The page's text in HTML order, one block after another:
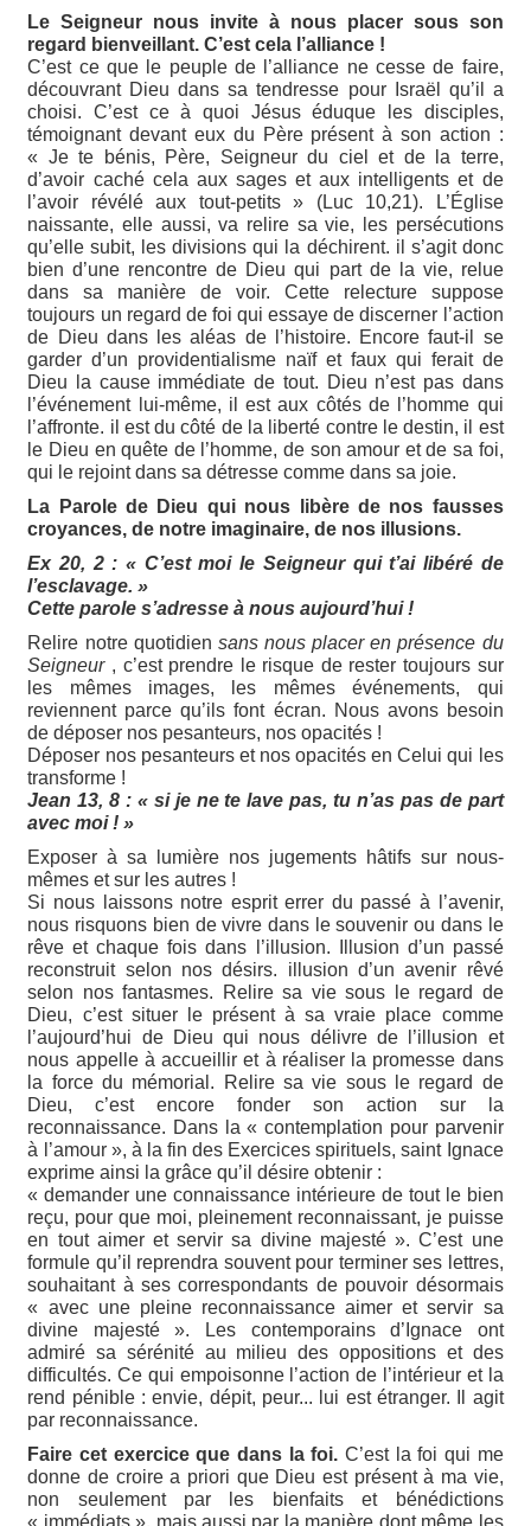
Le Seigneur nous invite à nous placer sous son
regard bienveillant. C’est cela l’alliance !
C’est ce que le peuple de l’alliance ne cesse de faire,
découvrant Dieu dans sa tendresse pour Israël qu’il a
choisi. C’est ce à quoi Jésus éduque les disciples,
témoignant devant eux du Père présent à son action :
« Je te bénis, Père, Seigneur du ciel et de la terre,
d’avoir caché cela aux sages et aux intelligents et de
l’avoir révélé aux tout-petits » (Luc 10,21). L’Église
naissante, elle aussi, va relire sa vie, les persécutions
qu’elle subit, les divisions qui la déchirent. il s’agit donc
bien d’une rencontre de Dieu qui part de la vie, relue
dans sa manière de voir. Cette relecture suppose
toujours un regard de foi qui essaye de discerner l’action
de Dieu dans les aléas de l’histoire. Encore faut-il se
garder d’un providentialisme naïf et faux qui ferait de
Dieu la cause immédiate de tout. Dieu n’est pas dans
l’événement lui-même, il est aux côtés de l’homme qui
l’affronte. il est du côté de la liberté contre le destin, il est
le Dieu en quête de l’homme, de son amour et de sa foi,
qui le rejoint dans sa détresse comme dans sa joie.
La Parole de Dieu qui nous libère de nos fausses
croyances, de notre imaginaire, de nos illusions.
Ex 20, 2 : « C’est moi le Seigneur qui t’ai libéré de
l’esclavage. »
Cette parole s’adresse à nous aujourd’hui !
Relire notre quotidien sans nous placer en présence du
Seigneur, c’est prendre le risque de rester toujours sur
les mêmes images, les mêmes événements, qui
reviennent parce qu’ils font écran. Nous avons besoin
de déposer nos pesanteurs, nos opacités !
Déposer nos pesanteurs et nos opacités en Celui qui les
transforme !
Jean 13, 8 : « si je ne te lave pas, tu n’as pas de part
avec moi ! »
Exposer à sa lumière nos jugements hâtifs sur nous-
mêmes et sur les autres !
Si nous laissons notre esprit errer du passé à l’avenir,
nous risquons bien de vivre dans le souvenir ou dans le
rêve et chaque fois dans l’illusion. Illusion d’un passé
reconstruit selon nos désirs. illusion d’un avenir rêvé
selon nos fantasmes. Relire sa vie sous le regard de
Dieu, c’est situer le présent à sa vraie place comme
l’aujourd’hui de Dieu qui nous délivre de l’illusion et
nous appelle à accueillir et à réaliser la promesse dans
la force du mémorial. Relire sa vie sous le regard de
Dieu, c’est encore fonder son action sur la
reconnaissance. Dans la « contemplation pour parvenir
à l’amour », à la fin des Exercices spirituels, saint Ignace
exprime ainsi la grâce qu’il désire obtenir :
« demander une connaissance intérieure de tout le bien
reçu, pour que moi, pleinement reconnaissant, je puisse
en tout aimer et servir sa divine majesté ». C’est une
formule qu’il reprendra souvent pour terminer ses lettres,
souhaitant à ses correspondants de pouvoir désormais
« avec une pleine reconnaissance aimer et servir sa
divine majesté ». Les contemporains d’Ignace ont
admiré sa sérénité au milieu des oppositions et des
difficultés. Ce qui empoisonne l’action de l’intérieur et la
rend pénible : envie, dépit, peur... lui est étranger. Il agit
par reconnaissance.
Faire cet exercice que dans la foi. C’est la foi qui me
donne de croire a priori que Dieu est présent à ma vie,
non seulement par les bienfaits et bénédictions